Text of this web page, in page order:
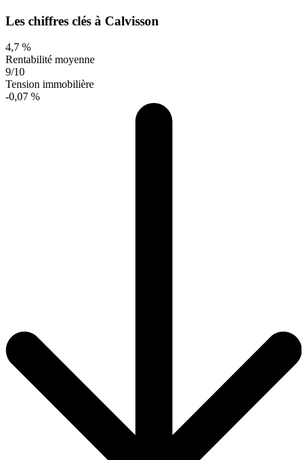
Les chiffres clés à Calvisson
4,7 %
Rentabilité moyenne
9/10
Tension immobilière
-0,07 %